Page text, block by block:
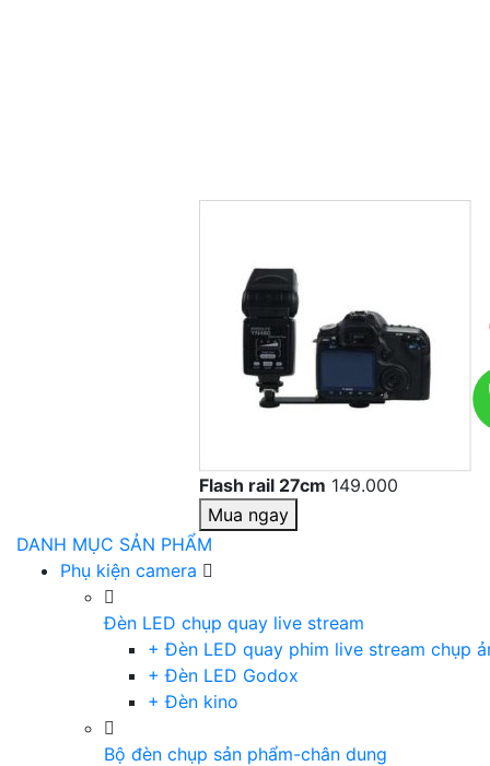
Flash rail 27cm 149.000
Mua ngay
DANH MỤC SẢN PHẨM
Phụ kiện camera
Đèn LED chụp quay live stream
+ Đèn LED quay phim live stream chụp
+ Đèn LED Godox
+ Đèn kino
Bộ đèn chụp sản phẩm-chân dung